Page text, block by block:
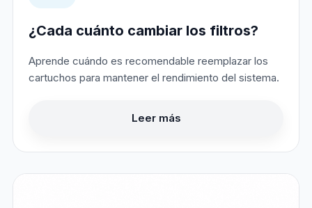
¿Cada cuánto cambiar los filtros?
Aprende cuándo es recomendable reemplazar los
cartuchos para mantener el rendimiento del sistema.
Leer más